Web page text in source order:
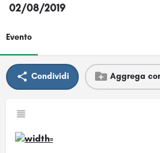
02/08/2019
Evento
Condividi Aggrega